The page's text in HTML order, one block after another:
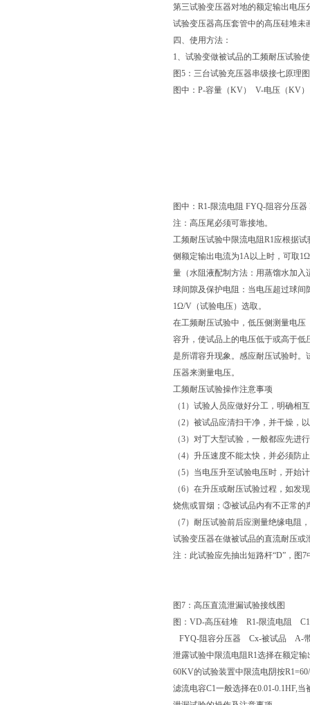
第三试验变压器对地的额定输出电压
试验变压器高压套管中的高压硅堆未
四、使用方法：
1、试验变做被试品的工频耐压试验
图5：三台试验充压器串级接七原理图
图中：P-容量（KV） V-电压（KV
图中：R1-限流电阻 FYQ-阻容分压
注：高压尾必须可靠接地。
工频耐压试验中限流电阻R1应根据
侧额定输出电流为1A以上时，可取
量（水阻液配制方法：用蒸馏水加
球间隙及保护电阻：当电压超过球间
1Ω/V（试验电压）选取。
在工频耐压试验中，低压侧测量电
容升，使试品上的电压低于或高于
是所谓容升现象。感应耐压试验时
压器来测量电压。
工频耐压试验操作注意事项
（1）试验人员应做好分工，明确相
（2）被试品应清扫干净，并干燥，
（3）对丁大型试验，一般都应先进
（4）升压速度不能太快，并必须
（5）当电压升至试验电压时，开始
（6）在升压或耐压试验过程，如
烧焦或冒烟；③被试品内有不正常的
（7）耐压试验前后应测量绝缘电阻
试验变压器在做被试品的直流耐压或
注：此试验应先抽出短路杆“D”，图7
图7：高压直流泄漏试验接线图
图：VD-高压硅堆 R1-限流电阻
FYQ-阻容分压器 Cx-被试品 A-
泄露试验中限流电阻R1选择在额定
60KV的试验装置中限流电阴按
滤流电容C1一般选择在0.01-0.1HF,